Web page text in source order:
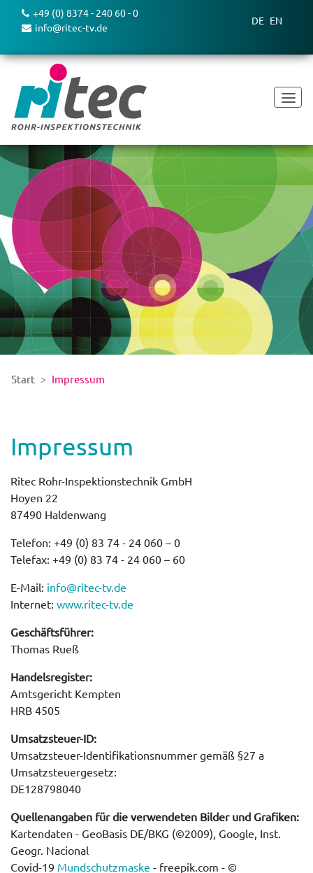
+49 (0) 8374 - 240 60 - 0
info@ritec-tv.de
DE EN
Start Impressum
Impressum
Ritec Rohr-Inspektionstechnik GmbH
Hoyen 22
87490 Haldenwang
Telefon: +49 (0) 83 74 - 24 060 – 0
Telefax: +49 (0) 83 74 - 24 060 – 60
E-Mail: info@ritec-tv.de
Internet: www.ritec-tv.de
Geschäftsführer:
Thomas Rueß
Handelsregister:
Amtsgericht Kempten
HRB 4505
Umsatzsteuer-ID:
Umsatzsteuer-Identifikationsnummer gemäß §27 a
Umsatzsteuergesetz:
DE128798040
Quellenangaben für die verwendeten Bilder und Grafiken:
Kartendaten - GeoBasis DE/BKG (©2009), Google, Inst.
Geogr. Nacional
Covid-19 Mundschutzmaske - freepik.com - ©